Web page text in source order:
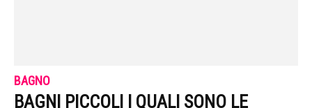
BAGNO
BAGNI PICCOLI | QUALI SONO LE